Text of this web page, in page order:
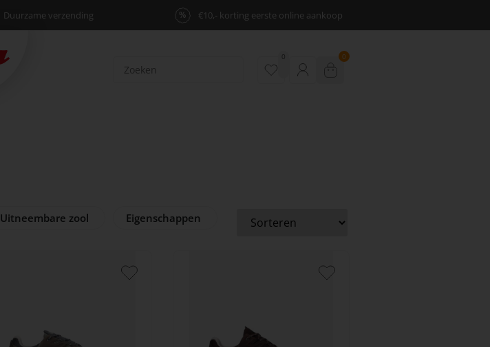
Duurzame verzending % €10,- korting eerste online aankoop
0 0
Uitneembare zool Eigenschappen